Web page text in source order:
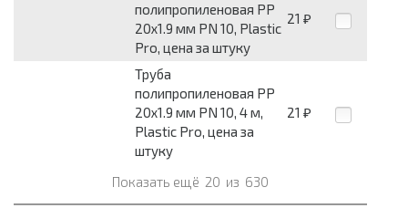
полипропиленовая PP
20х1.9 мм PN 10, Plastic
Pro, цена за штуку
21 ₽
Труба
полипропиленовая PP
20х1.9 мм PN 10, 4 м,
Plastic Pro, цена за
штуку
21 ₽
Показать ещё 20 из 630